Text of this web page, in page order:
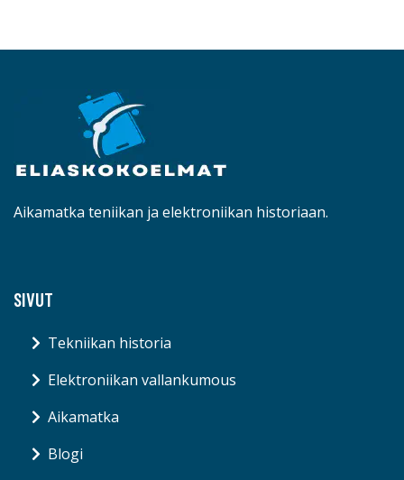
Aikamatka teniikan ja elektroniikan historiaan.
SIVUT
Tekniikan historia
Elektroniikan vallankumous
Aikamatka
Blogi